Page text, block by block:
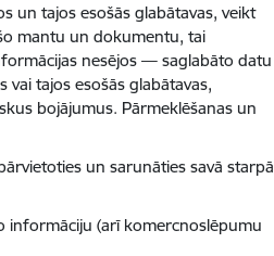
un tajos esošās glabātavas, veikt
mantu un dokumentu, tai
nesējos — saglabāto datu
tajos esošās glabātavas,
bojājumus. Pārmeklēšanas un
un sarunāties savā starpā
informāciju (arī komercnoslēpumu